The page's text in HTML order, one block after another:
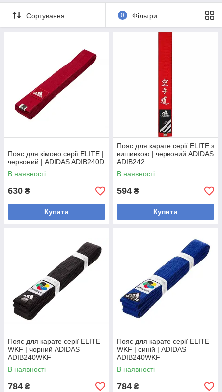
Сортування 0 Фільтри
Пояс для кімоно серії ELITE |
червоний | ADIDAS ADIB240D
В наявності
630 ₴
Купити
Пояс для карате серії ELITE з
вишивкою | червоний ADIDAS
ADIB242
В наявності
594 ₴
Купити
Пояс для карате серії ELITE
WKF | чорний ADIDAS
ADIB240WKF
В наявності
784 ₴
Пояс для карате серії ELITE
WKF | синій | ADIDAS
ADIB240WKF
В наявності
784 ₴